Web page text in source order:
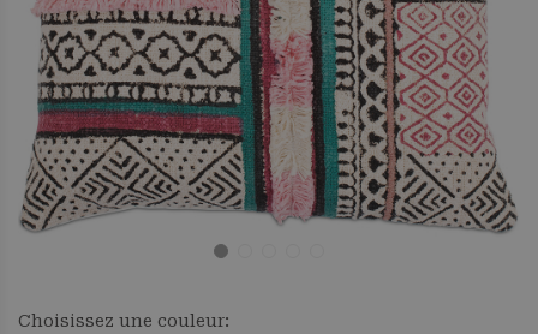
Choisissez une couleur: